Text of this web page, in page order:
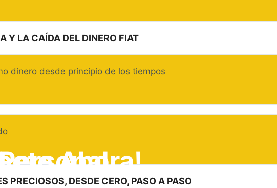
Ahora!
Y LA CAÍDA DEL DINERO FIAT
dinero desde principio de los tiempos
PRECIOSOS, DESDE CERO, PASO A PASO